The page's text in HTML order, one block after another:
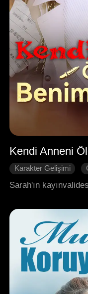
Kendi Anneni
Karakter Gelişimi